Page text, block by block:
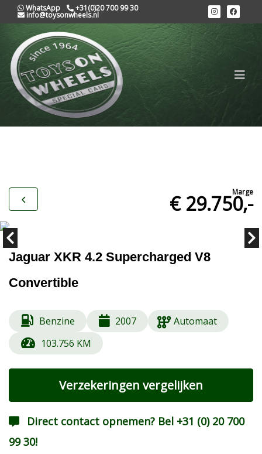
WhatsApp +31(0)20 700 99 30
info@toysonwheels.nl
Marge
€ 29.750,-
Jaguar XKR 4.2 Supercharged V8
Convertible
Benzine 2007
Automaat
103.756 KM
Verzekeringen vergelijken
Direct contact opnemen? Bel +31 (0) 20 700
99 30!